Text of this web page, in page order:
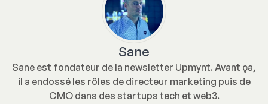
Sane
Sane est fondateur de la newsletter Upmynt. Avant ça,
il a endossé les rôles de directeur marketing puis de
CMO dans des startups tech et web3.